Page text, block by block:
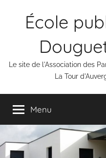
École
Le site de l'Association des
La Tour
Menu